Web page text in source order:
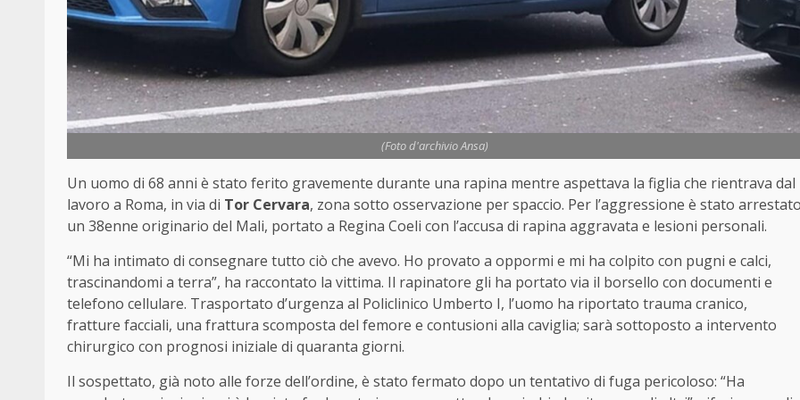
(Foto d'archivio Ansa)
Un uomo di 68 anni è stato ferito gravemente durante una rapina mentre aspettava la figlia che rientrava dal
lavoro a Roma, in via di Tor Cervara, zona sotto osservazione per spaccio. Per l’aggressione è stato
un 38enne originario del Mali, portato a Regina Coeli con l’accusa di rapina aggravata e lesioni personali.
“Mi ha intimato di consegnare tutto ciò che avevo. Ho provato a oppormi e mi ha colpito con pugni e calci,
trascinandomi a terra”, ha raccontato la vittima. Il rapinatore gli ha portato via il borsello con documenti e
telefono cellulare. Trasportato d’urgenza al Policlinico Umberto I, l’uomo ha riportato trauma cranico,
fratture facciali, una frattura scomposta del femore e contusioni alla caviglia; sarà sottoposto a intervento
chirurgico con prognosi iniziale di quaranta giorni.
Il sospettato, già noto alle forze dell’ordine, è stato fermato dopo un tentativo di fuga pericoloso: “Ha